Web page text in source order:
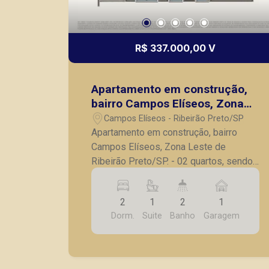
R$ 337.000,00 V
Apartamento em construção,
bairro Campos Elíseos, Zona
Leste de Ribeirão Preto/SP.
Campos Elíseos - Ribeirão Preto/SP
Apartamento em construção, bairro
Campos Elíseos, Zona Leste de
Ribeirão Preto/SP. - 02 quartos, sendo
01 suíte; - Sala para 02 ambientes; -
Varanda gourmet com ponto elétrico; -
Banheiro social; - Cozinha com
armários; - Lavanderia; - 01 vaga de
garagem. *Previsão de entrega é para
2
Dorm.
1
Suite
2
Banho
1
Garagem